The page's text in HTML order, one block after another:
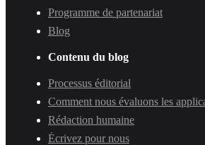
Programme de partenariat
Blog
Contenu du blog
Processus éditorial
Comment nous évaluons les
Rédaction humaine
Écrivez pour nous